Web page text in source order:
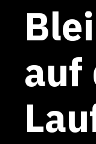
auf